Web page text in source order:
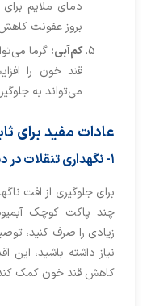
دمای ملایم
بروز عفونت
کم‌آبی: گرما
قند خون را
می‌تواند به
عادات مفید برای
۱- نگهدار یتنقلات
برای جلوگیری از افت
چند پاکت کوچک
زیادی را صرف کنید،
نیاز داشته باشید،
کاهش قند خون کمک